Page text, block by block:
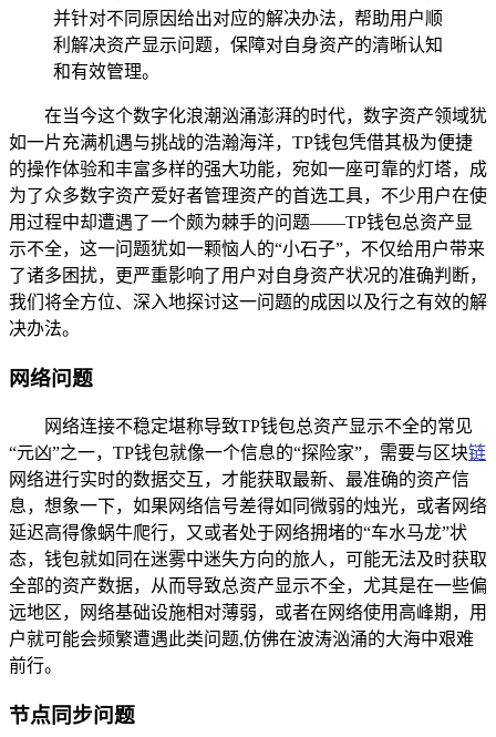
并针对不同原因给出对应的解决办法，帮助用户顺
利解决资产显示问题，保障对自身资产的清晰认知
和有效管理。
在当今这个数字化浪潮汹涌澎湃的时代，数字资产领域犹
如一片充满机遇与挑战的浩瀚海洋，TP钱包凭借其极为便捷
的操作体验和丰富多样的强大功能，宛如一座可靠的灯塔，成
为了众多数字资产爱好者管理资产的首选工具，不少用户在使
用过程中却遭遇了一个颇为棘手的问题——TP钱包总资产显
示不全，这一问题犹如一颗恼人的“小石子”，不仅给用户带来
了诸多困扰，更严重影响了用户对自身资产状况的准确判断，
我们将全方位、深入地探讨这一问题的成因以及行之有效的解
决办法。
网络问题
网络连接不稳定堪称导致TP钱包总资产显示不全的常见
“元凶”之一，TP钱包就像一个信息的“探险家”，需要与区块链
网络进行实时的数据交互，才能获取最新、最准确的资产信
息，想象一下，如果网络信号差得如同微弱的烛光，或者网络
延迟高得像蜗牛爬行，又或者处于网络拥堵的“车水马龙”状
态，钱包就如同在迷雾中迷失方向的旅人，可能无法及时获取
全部的资产数据，从而导致总资产显示不全，尤其是在一些偏
远地区，网络基础设施相对薄弱，或者在网络使用高峰期，用
户就可能会频繁遭遇此类问题,仿佛在波涛汹涌的大海中艰难
前行。
节点同步问题